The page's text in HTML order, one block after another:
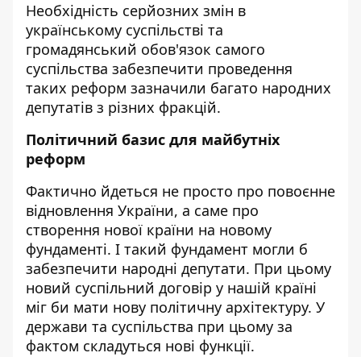
Необхідність серйозних змін в
українському суспільстві та
громадянський обов'язок самого
суспільства забезпечити проведення
таких реформ зазначили багато народних
депутатів з різних фракцій.
Політичний базис для майбутніх
реформ
Фактично йдеться не просто про повоєнне
відновлення України, а саме про
створення нової країни на новому
фундаменті. І такий фундамент могли б
забезпечити народні депутати. При цьому
новий суспільний договір у нашій країні
міг би мати нову політичну архітектуру. У
держави та суспільства при цьому за
фактом складуться нові функції.